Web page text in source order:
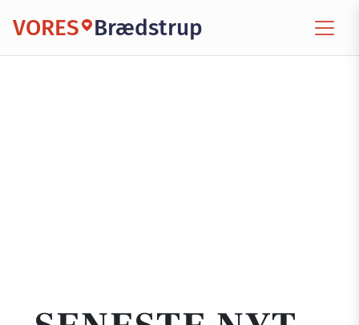
VORES Brædstrup